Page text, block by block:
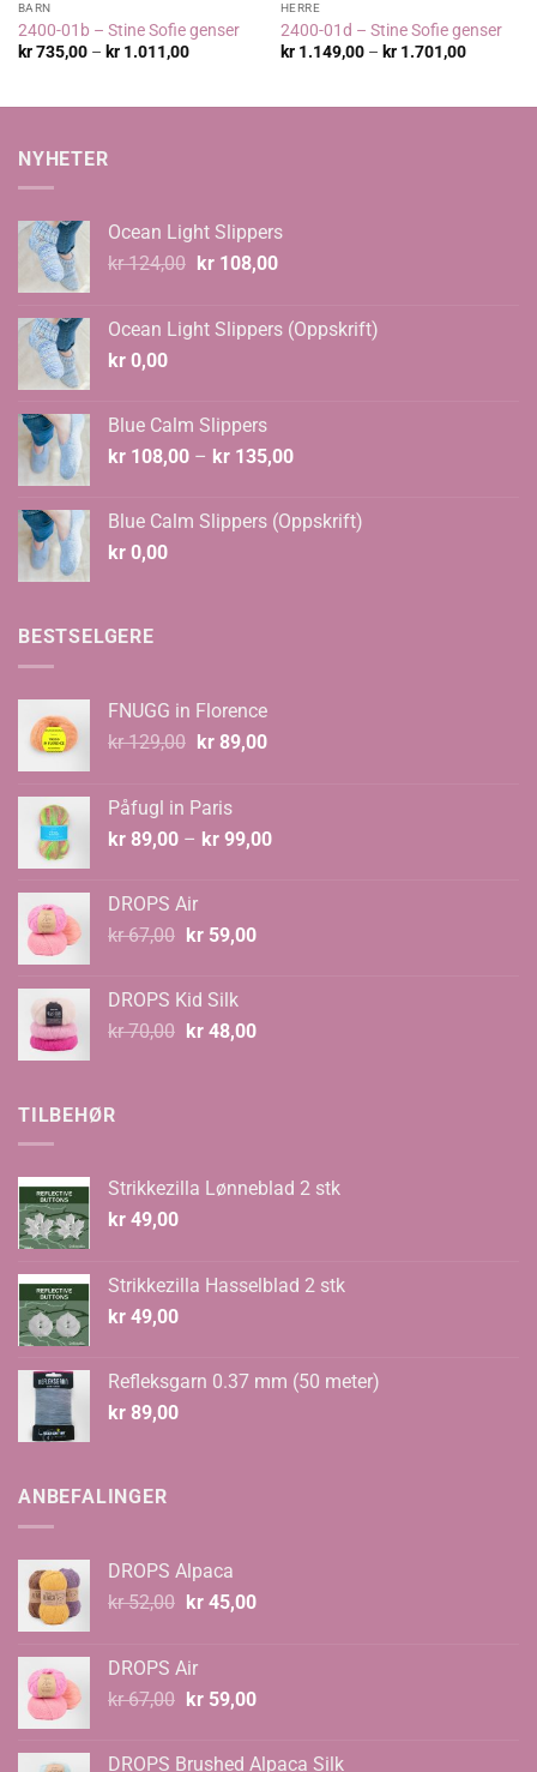
BARN
2400-01b – Stine Sofie genser
kr735,00 – kr1.011,00Prisområde:
HERRE
2400-01d – Stine Sofie genser
kr1.149,00 – kr1.701,00
NYHETER
Ocean Light Slippers
kr124,00 Opprinnelig
kr 124,00.
kr108,00Nåværende
kr 108,00.
Ocean Light Slippers (Oppskrift)
kr 0,00
Blue Calm Slippers
kr 108,00 – kr 135,00Prisområde:
kr 135,00
Blue Calm Slippers (Oppskrift)
kr 0,00
BESTSELGERE
FNUGG in Florence
kr129,00 Opprinnelig
kr 129,00.
kr89,00Nåværende
Påfugl in Paris
kr 89,00 – kr 99,00Prisområde:
DROPS Air
kr67,00 Opprinnelig
kr 67,00.
kr59,00Nåværende
DROPS Kid Silk
kr70,00 Opprinnelig
kr48,00Nåværende
TILBEHØR
Strikkezilla Lønneblad 2 stk
kr 49,00
Strikkezilla Hasselblad 2 stk
kr 49,00
Refleksgarn 0.37 mm (50 meter)
kr 89,00
ANBEFALINGER
DROPS Alpaca
kr52,00 Opprinnelig
kr 52,00.
kr45,00Nåværende
DROPS Air
kr67,00 Opprinnelig
kr59,00Nåværende
DROPS Brushed Alpaca Silk